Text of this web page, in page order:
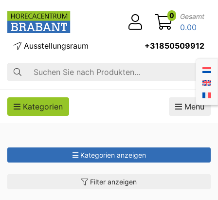
Suche
Ausstellungsraum +31850509912
0 Gesamt
0.00
Kategorien Menü
Kategorien anzeigen
Filter anzeigen